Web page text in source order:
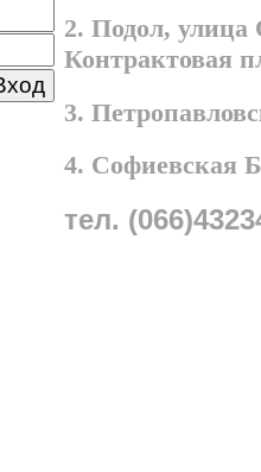
2. Подол,
Контрактовая
3.
4. Софиевская
тел.